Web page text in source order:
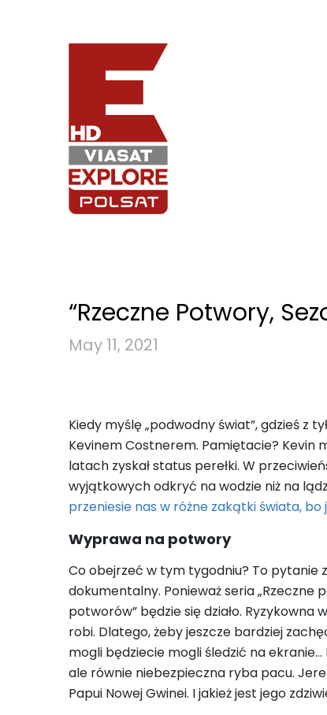
“Rzeczne Potwory,
May 11, 2021
Kiedy myślę „podwodny świat”, gdzieś z
Kevinem Costnerem. Pamiętacie? Kevin
latach zyskał status perełki. W
wyjątkowych odkryć na wodzie niż na
przeniesie nas w różne zakątki świata,
Wyprawa na potwory
Co obejrzeć w tym tygodniu? To pytanie
dokumentalny. Ponieważ seria „Rzeczne
potworów” będzie się działo.
robi. Dlatego, żeby jeszcze bardziej
mogli będziecie mogli śledzić na
ale równie niebezpieczna ryba pacu.
Papui Nowej Gwinei. I jakież jest jego